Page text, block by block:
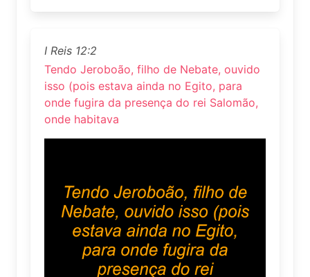
I Reis 12:2
Tendo Jeroboão, filho de Nebate, ouvido
isso (pois estava ainda no Egito, para
onde fugira da presença do rei Salomão,
onde habitava